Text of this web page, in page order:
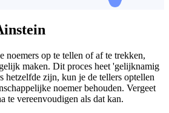
noemers op te tellen of af te trekken,
maken. Dit proces heet 'gelijknamig
hetzelfde zijn, kun je de tellers optellen
noemer behouden. Vergeet
te vereenvoudigen als dat kan.